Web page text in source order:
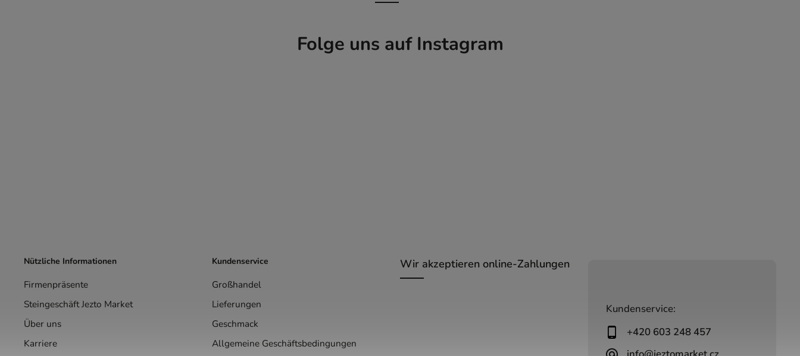
Kundenservice:
+420 603 248 457
Folge uns auf Instagram
Nützliche Informationen
Firmenpräsente
Steingeschäft Jezto Market
Über uns
Karriere
Kundenservice
Großhandel
Lieferungen
Geschmack
Allgemeine Geschäftsbedingungen
Wir akzeptieren online-Zahlungen